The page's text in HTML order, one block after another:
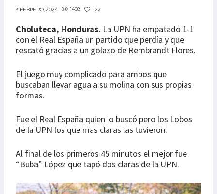
3 FEBRERO, 2024 1408 122
Choluteca, Honduras. La UPN ha empatado 1-1
con el Real España un partido que perdía y que
rescató gracias a un golazo de Rembrandt Flores.
El juego muy complicado para ambos que
buscaban llevar agua a su molina con sus propias
formas.
Fue el Real España quien lo buscó pero los Lobos
de la UPN los que mas claras las tuvieron.
Al final de los primeros 45 minutos el mejor fue
“Buba” López que tapó dos claras de la UPN.